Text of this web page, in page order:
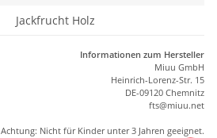
Jackfrucht Holz
Informationen zum Hersteller
Miuu GmbH
Heinrich-Lorenz-Str. 15
DE-09120 Chemnitz
fts@miuu.net
Achtung: Nicht für Kinder unter 3 Jahren geeignet.